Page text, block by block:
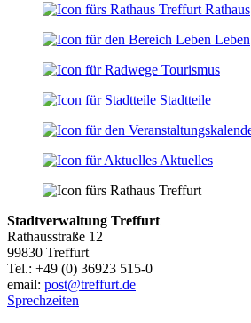
Rathaus
Leben
Tourismus
Stadtteile
Aktuelles
Stadtverwaltung Treffurt
Rathausstraße 12
99830 Treffurt
Tel.: +49 (0) 36923 515-0
email: post@treffurt.de
Sprechzeiten